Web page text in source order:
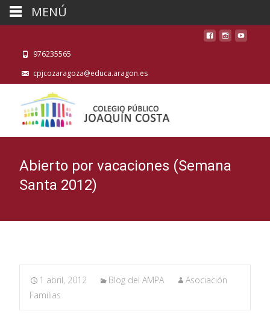
976235565
cpjcozaragoza@educa.aragon.es
Abierto por vacaciones (Semana
Santa 2012)
1 abril, 2012 Blog del AMPA
Asociación
Familias
MENÚ